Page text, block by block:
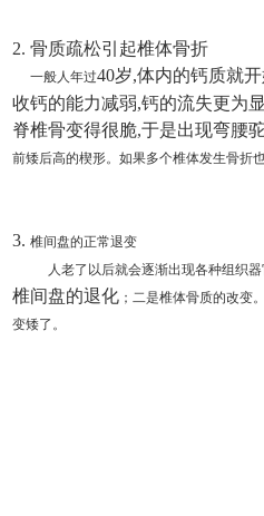
2. 骨质疏松引起椎体骨折
一般人年过40岁,体内的钙质就
收钙的能力减弱,钙的流失更为
脊椎骨变得很脆,于是出现弯腰
前矮后高的楔形。如果多个椎体发生骨折
3. 椎间盘的正常退变
人老了以后就会逐渐出现各种组织
椎间盘的退化 ； 二是椎体骨质的改变。
变矮了。